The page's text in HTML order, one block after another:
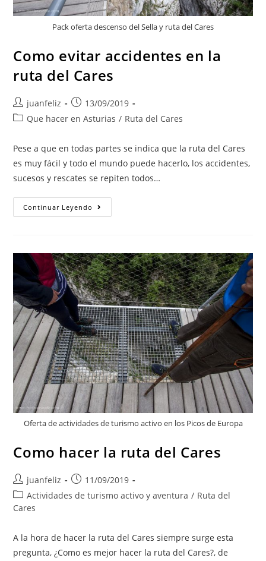
Pack oferta descenso del Sella y ruta del Cares
Como evitar accidentes en la
ruta del Cares
Autor
de
juanfeliz
Publicación
de
13/09/2019
Categoría
la
entrada:
Que hacer en Asturias / Ruta del Cares
Pese a que en todas partes se indica que la ruta del Cares
es muy fácil y todo el mundo puede hacerlo, los accidentes,
sucesos y rescates se repiten todos…
Continuar Leyendo Como
Evitar
Del
Cares
Oferta de actividades de turismo activo en los Picos de Europa
Como hacer la ruta del Cares
Autor
de
la
juanfeliz
Publicación
de
11/09/2019
Categoría
de
entrada:
Actividades de turismo activo y aventura / Ruta del
Cares
A la hora de hacer la ruta del Cares siempre surge esta
pregunta, ¿Como es mejor hacer la ruta del Cares?, de